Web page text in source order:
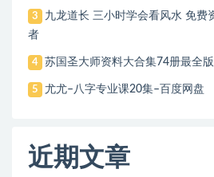
3
九龙道长 三小时学会看风水 免费
者
4 苏国圣大师资料大合集74册最全
5 尤尤–八字专业课20集–百度网盘
近期文章